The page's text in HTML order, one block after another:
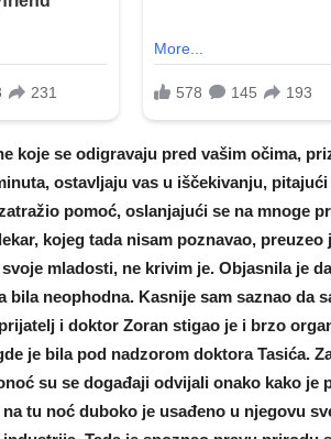
koje se odigravaju pred vašim očima,
ostavljaju vas u iščekivanju,
pomoć, oslanjajući se na mnoge
kojeg tada nisam poznavao,
mladosti, ne krivim je. Objasnila je
bila neophodna. Kasnije sam saznao da
i doktor Zoran stigao je i brzo
je bila pod nadzorom doktora Tasića.
su se događaji odvijali onako kako je
tu noć duboko je usađeno u njegovu